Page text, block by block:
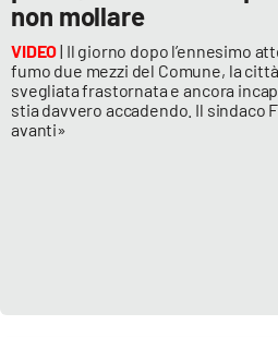
non mollare
VIDEO| Il giorno dopo l’ennesimo
fumo due mezzi del Comune, la
svegliata frastornata e ancora
stia davvero accadendo. Il sindaco
avanti»